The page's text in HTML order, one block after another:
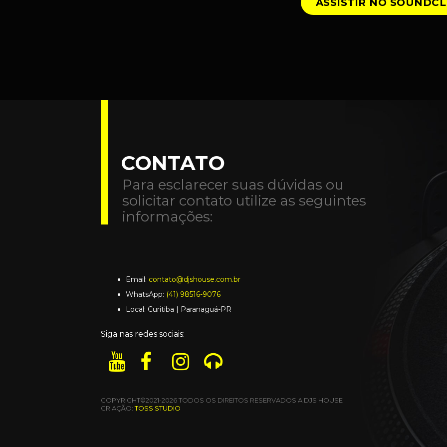
CONTATO
Para esclarecer suas dúvidas ou
solicitar contato utilize as seguintes
informações:
Email: contato@djshouse.com.br
WhatsApp: (41) 98516-9076
Local: Curitiba | Paranaguá-PR
Siga nas redes sociais:
COPYRIGHT©2021-2026 TODOS OS DIREITOS RESERVADOS A DJS HOUSE
CRIAÇÃO:TOSS STUDIO